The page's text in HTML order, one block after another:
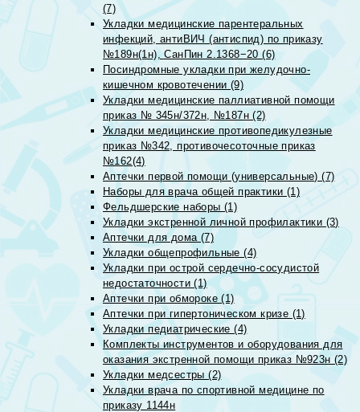
(7)
Укладки медицинские парентеральных
инфекций, антиВИЧ (антиспид) по приказу
№189н(1н), СанПин 2.1368−20 (6)
Посиндромные укладки при желудочно-
кишечном кровотечении (9)
Укладки медицинские паллиативной помощи
приказ № 345н/372н, №187н (2)
Укладки медицинские противопедикулезные
приказ №342, противочесоточные приказ
№162(4)
Аптечки первой помощи (универсальные) (7)
Наборы для врача общей практики (1)
Фельдшерские наборы (1)
Укладки экстренной личной профилактики (3)
Аптечки для дома (7)
Укладки общепрофильные (4)
Укладки при острой сердечно-сосудистой
недостаточности (1)
Аптечки при обмороке (1)
Аптечки при гипертоническом кризе (1)
Укладки педиатрические (4)
Комплекты инструментов и оборудования для
оказания экстренной помощи приказ №923н (2)
Укладки медсестры (2)
Укладки врача по спортивной медицине по
приказу 1144н